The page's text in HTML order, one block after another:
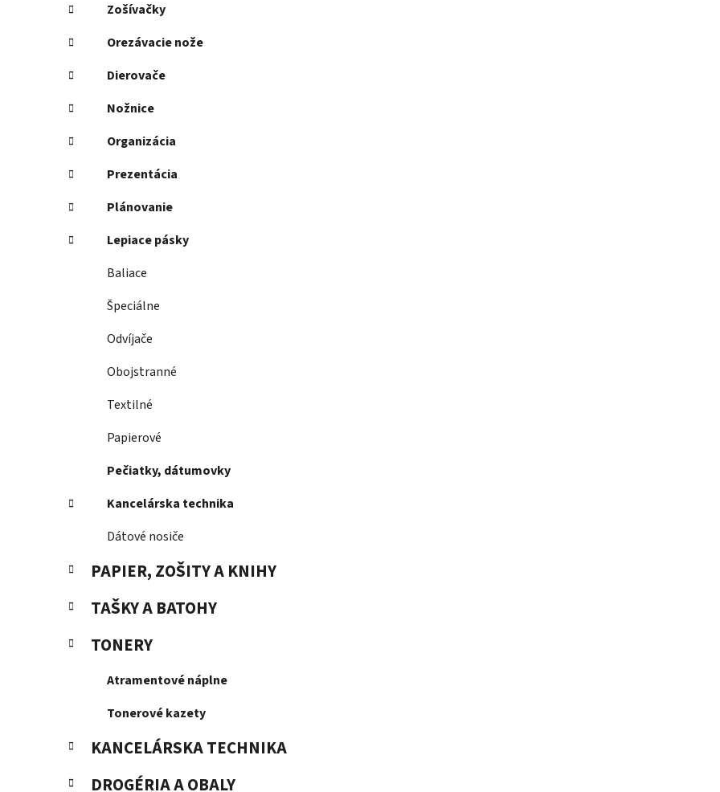
Zošívačky
Orezávacie nože
Dierovače
Nožnice
Organizácia
Prezentácia
Plánovanie
Lepiace pásky
Baliace
Špeciálne
Odvíjače
Obojstranné
Textilné
Papierové
Pečiatky, dátumovky
Kancelárska technika
Dátové nosiče
PAPIER, ZOŠITY A KNIHY
TAŠKY A BATOHY
TONERY
Atramentové náplne
Tonerové kazety
KANCELÁRSKA TECHNIKA
DROGÉRIA A OBALY